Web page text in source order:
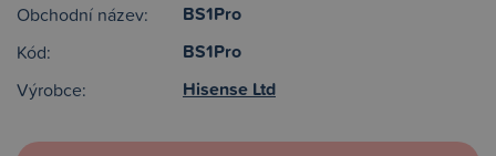
Obchodní název: BS1Pro
Kód: BS1Pro
Výrobce: Hisense Ltd